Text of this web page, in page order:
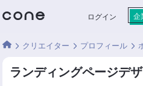
ログイン 企
クリエイター プロフィール
ランディングページデ